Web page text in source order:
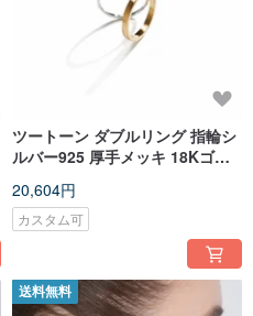
ツートーン ダブルリング 指輪シ
ルバー925 厚手メッキ 18Kゴー
20,604円
カスタム可
送料無料